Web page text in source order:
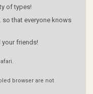
of types!
so that everyone knows
your friends!
browser are not